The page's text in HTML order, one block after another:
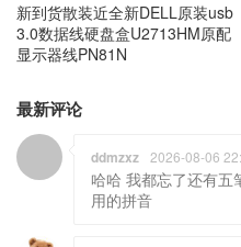
新到货散装近全新DELL原装usb
3.0数据线硬盘盒U2713HM原配
显示器线PN81N
最新评论
ddmzxz 2026-08-06
哈哈 我都忘了还有五
用的拼音